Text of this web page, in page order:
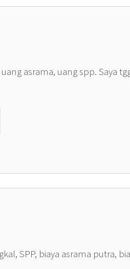
asrama, uang spp. Saya
SPP, biaya asrama putra,